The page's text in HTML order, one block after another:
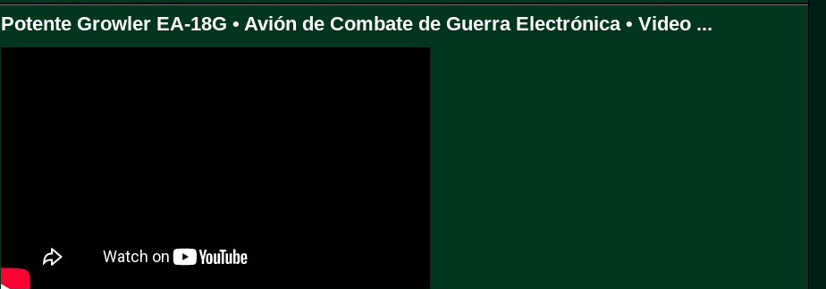
Potente Growler EA-18G • Avión de Combate de Guerra Electrónica • Video ...